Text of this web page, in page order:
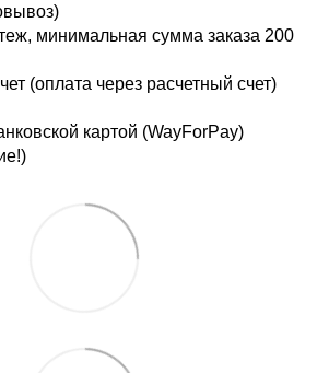
минимальная сумма заказа 200
(оплата через расчетный счет)
картой (WayForPay)